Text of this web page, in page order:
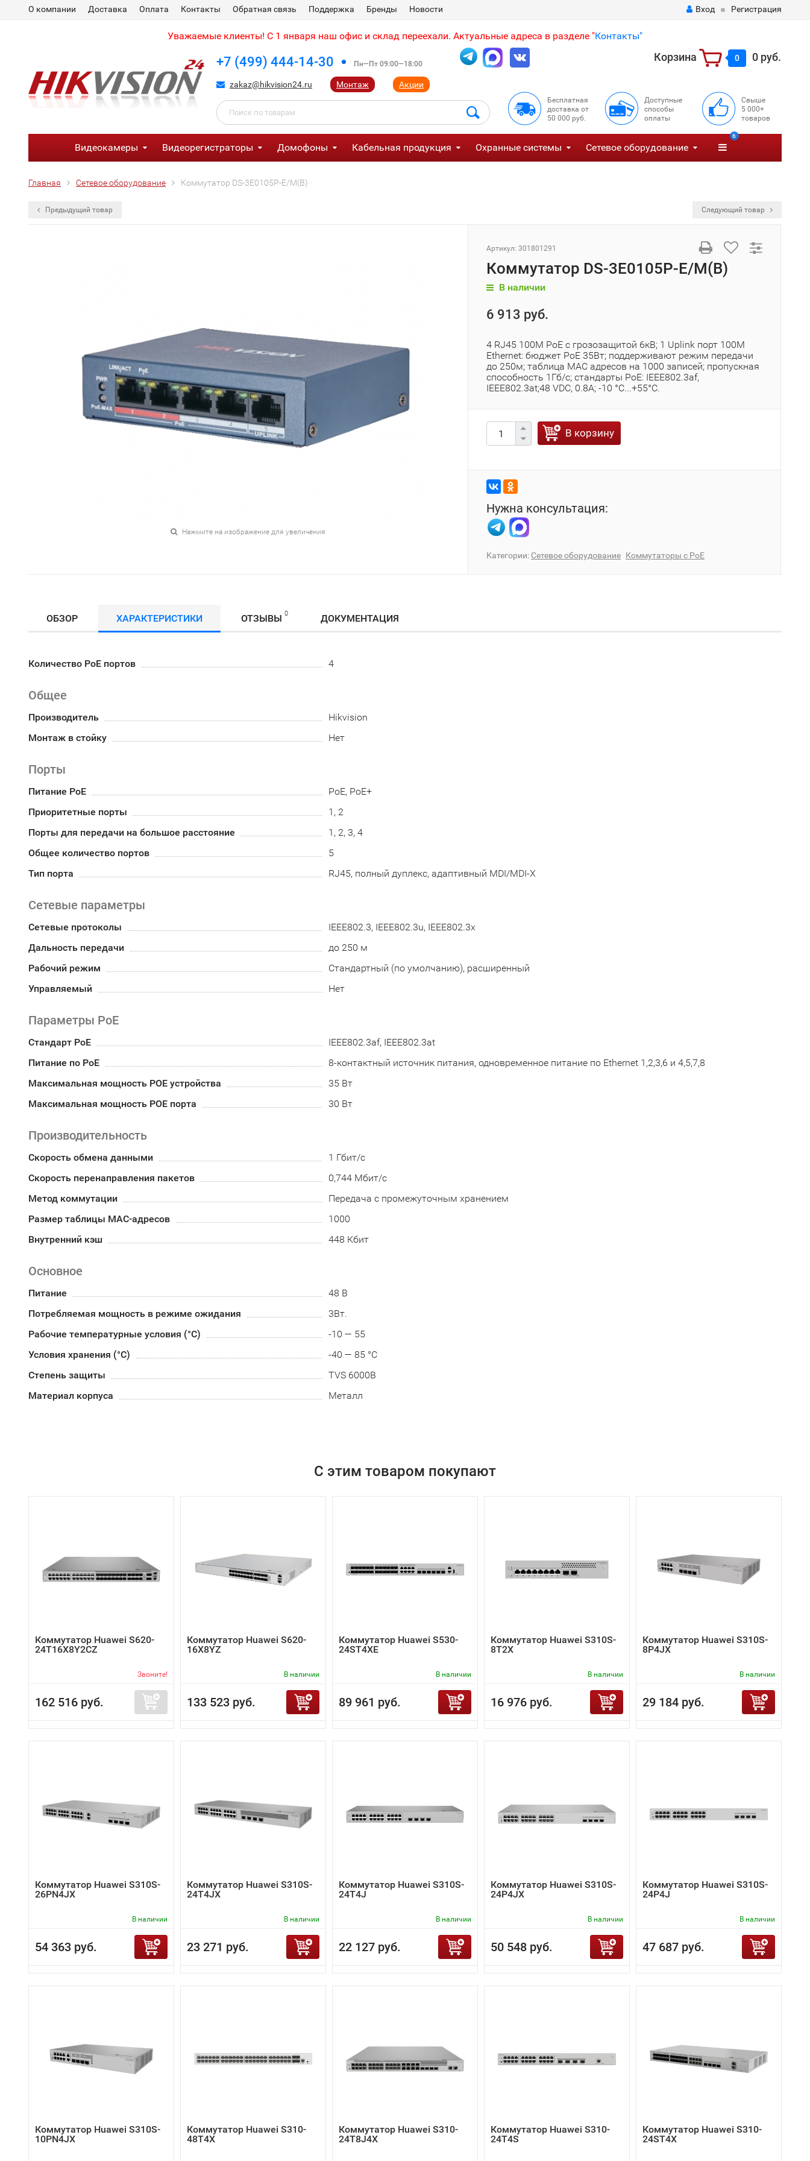
О компании Доставка Оплата Контакты Обратная связь Поддержка Бренды Новости Вход Регистрация
Уважаемые клиенты! С 1 января наш офис и склад переехали. Актуальные адреса в разделе "Контакты"
+7 (499) 444-14-30 Пн—Пт 09:00—18:00
zakaz@hikvision24.ru Монтаж Акции
Корзина 0 0 руб.
Бесплатная
доставка от
50 000 руб.
Доступные
способы
оплаты
Свыше
5 000+
товаров
Видеокамеры Видеорегистраторы Домофоны Кабельная продукция Охранные системы Сетевое оборудование
6
Главная Сетевое оборудование Коммутатор DS-3E0105P-E/M(B)
Предыдущий товар Следующий товар
Нажмите на изображение для увеличения
Артикул: 301801291
Коммутатор DS-3E0105P-E/M(B)
В наличии
6 913 руб.
4 RJ45 100M PoE с грозозащитой 6кВ; 1 Uplink порт 100М
Ethernet: бюджет PoE 35Вт; поддерживают режим передачи
до 250м; таблица MAC адресов на 1000 записей; пропускная
способность 1Гб/с; стандарты PoE: IEEE802.3af,
IEEE802.3at;48 VDC, 0.8A; -10 °C...+55°C.
В корзину
Нужна консультация:
Категории: Сетевое оборудование Коммутаторы с PoE
ОБЗОР ХАРАКТЕРИСТИКИ ОТЗЫВЫ 0 ДОКУМЕНТАЦИЯ
Количество PoE портов 4
Общее
Производитель
Hikvision
Монтаж в стойку
Нет
Порты
Питание PoE
PoE, PoE+
Приоритетные порты
1, 2
Порты для передачи на большое расстояние
1, 2, 3, 4
Общее количество портов
5
Тип порта
RJ45, полный дуплекс, адаптивный MDI/MDI-X
Сетевые параметры
Сетевые протоколы
IEEE802.3, IEEE802.3u, IEEE802.3x
Дальность передачи
до 250 м
Рабочий режим
Стандартный (по умолчанию), расширенный
Управляемый
Нет
Параметры PoE
Стандарт PoE
IEEE802.3af, IEEE802.3at
Питание по PoE
8-контактный источник питания, одновременное питание по Ethernet 1,2,3,6 и 4,5,7,8
Максимальная мощность POE устройства
35 Вт
Максимальная мощность POE порта
30 Вт
Производительность
Скорость обмена данными
1 Гбит/с
Скорость перенаправления пакетов
0,744 Мбит/с
Метод коммутации
Передача с промежуточным хранением
Размер таблицы MAC-адресов
1000
Внутренний кэш
448 Кбит
Основное
Питание
48 В
Потребляемая мощность в режиме ожидания
3Вт.
Рабочие температурные условия (°С)
-10 — 55
Условия хранения (°С)
-40 — 85 °C
Степень защиты
TVS 6000В
Материал корпуса
Металл
С этим товаром покупают
Коммутатор Huawei S620-
24T16X8Y2CZ
Звоните!
162 516 руб.
Коммутатор Huawei S620-
16X8YZ
В наличии
133 523 руб.
Коммутатор Huawei S530-
24ST4XE
В наличии
89 961 руб.
Коммутатор Huawei S310S-
8T2X
В наличии
16 976 руб.
Коммутатор Huawei S310S-
8P4JX
В наличии
29 184 руб.
Коммутатор Huawei S310S-
26PN4JX
В наличии
54 363 руб.
Коммутатор Huawei S310S-
24T4JX
В наличии
23 271 руб.
Коммутатор Huawei S310S-
24T4J
В наличии
22 127 руб.
Коммутатор Huawei S310S-
24P4JX
В наличии
50 548 руб.
Коммутатор Huawei S310S-
24P4J
В наличии
47 687 руб.
Коммутатор Huawei S310S-
10PN4JX
Коммутатор Huawei S310-
48T4X
Коммутатор Huawei S310-
24T8J4X
Коммутатор Huawei S310-
24T4S
Коммутатор Huawei S310-
24ST4X